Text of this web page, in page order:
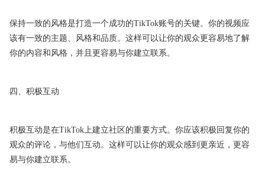
保持一致的风格是打造一个成功的TikTok账号的关键。你的视频应
该有一致的主题、风格和品质。这样可以让你的观众更容易地了解
你的内容和风格，并且更容易与你建立联系。
四、积极互动
积极互动是在TikTok上建立社区的重要方式。你应该积极回复你的
观众的评论，与他们互动。这样可以让你的观众感到更亲近，更容
易与你建立联系。